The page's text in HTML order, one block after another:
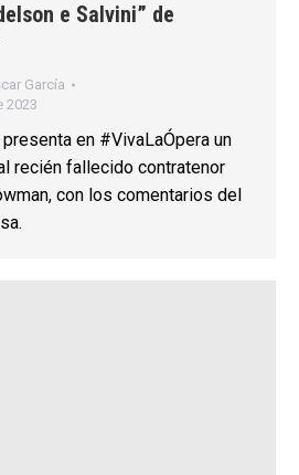
e Salvini” de
García
2023
en #VivaLaÓpera un
recién fallecido contratenor
con los comentarios del